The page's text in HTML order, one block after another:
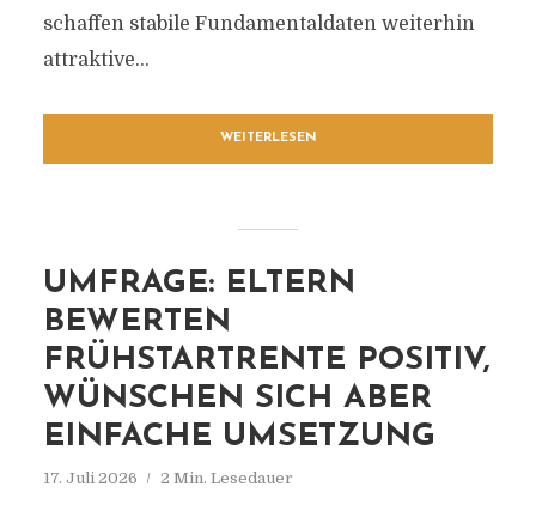
schaffen stabile Fundamentaldaten weiterhin
attraktive...
WEITERLESEN
UMFRAGE: ELTERN
BEWERTEN
FRÜHSTARTRENTE POSITIV,
WÜNSCHEN SICH ABER
EINFACHE UMSETZUNG
17. Juli 2026 2 Min. Lesedauer